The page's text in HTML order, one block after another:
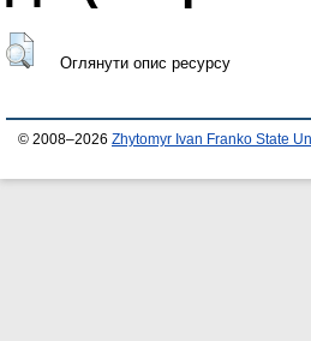
Оглянути опис ресурсу
© 2008–2026 Zhytomyr Ivan Franko State